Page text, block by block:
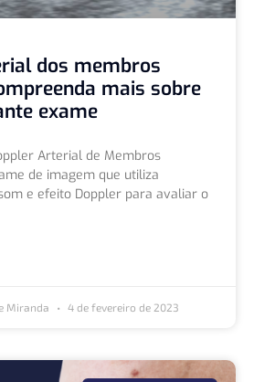
dos membros
mais sobre
exame
Arterial de Membros
de imagem que utiliza
e efeito Doppler para avaliar o
Miranda 4 de fevereiro de 2023